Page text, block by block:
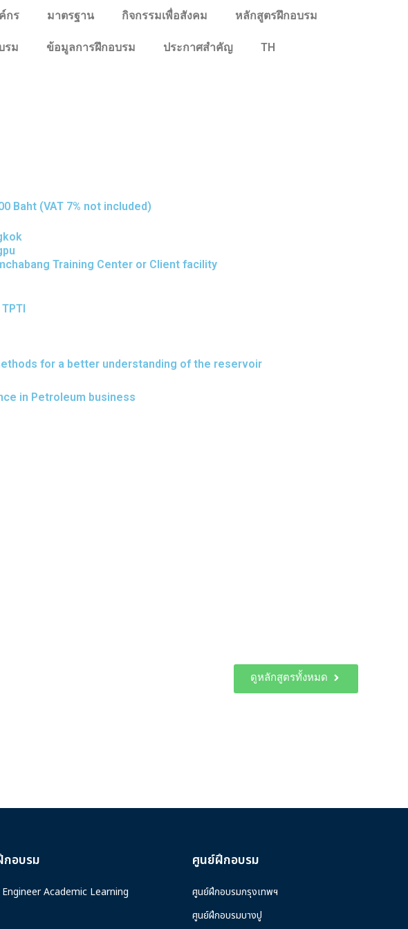
กร มาตรฐาน กิจกรรมเพื่อสังคม หลักสูตรฝึกอบรม
รม ข้อมูลการฝึกอบรม ประกาศสำคัญ TH
Baht (VAT 7% not included)
Training Center or Client facility
for a better understanding of the reservoir
in Petroleum business
ดูหลักสูตรทั้งหมด
อบรม
Academic Learning
ศูนย์ฝึกอบรม
ศูนย์ฝึกอบรมกรุงเทพฯ
ศูนย์ฝึกอบรมบางปู